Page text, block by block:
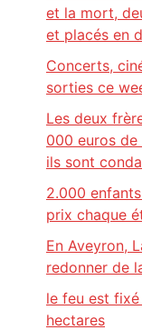
et la mort,
et placés en
Concerts,
sorties ce
Les deux
000 euros de
ils sont
2.000
prix chaque
En Aveyron,
redonner de
le feu est
hectares